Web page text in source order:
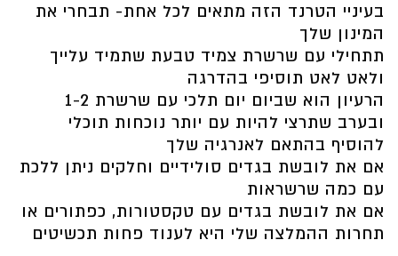
בעיניי הטרנד הזה מתאים לכל אחת- תבחרי את
המינון שלך
תתחילי עם שרשרת צמיד טבעת שתמיד עלייך
ולאט לאט תוסיפי בהדרגה
הרעיון הוא שביום יום תלכי עם שרשרת 1-2
ובערב שתרצי להיות עם יותר נוכחות תוכלי
להוסיף בהתאם לאנרגיה שלך
אם את לובשת בגדים סולידיים וחלקים ניתן ללכת
עם כמה שרשראות
אם את לובשת בגדים עם טקסטורות, כפתורים או
תחרות ההמלצה שלי היא לענוד פחות תכשיטים